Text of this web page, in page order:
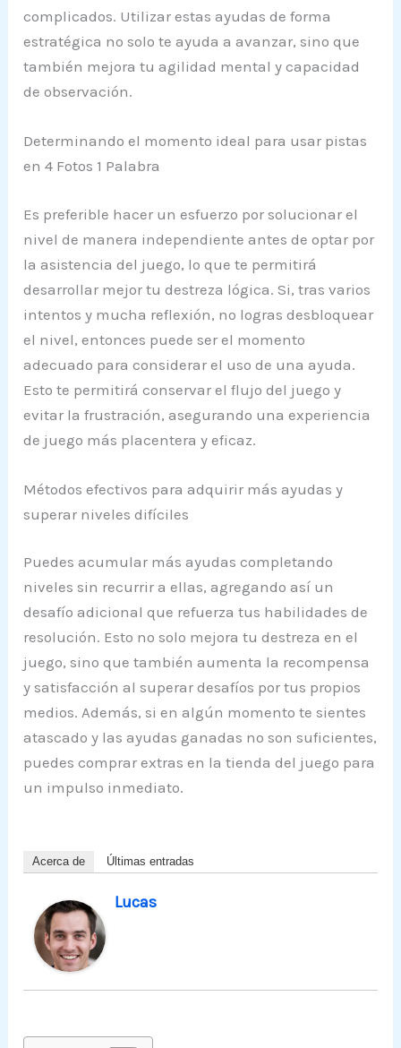
complicados. Utilizar estas ayudas de forma
estratégica no solo te ayuda a avanzar, sino que
también mejora tu agilidad mental y capacidad
de observación.
Determinando el momento ideal para usar pistas
en 4 Fotos 1 Palabra
Es preferible hacer un esfuerzo por solucionar el
nivel de manera independiente antes de optar por
la asistencia del juego, lo que te permitirá
desarrollar mejor tu destreza lógica. Si, tras varios
intentos y mucha reflexión, no logras desbloquear
el nivel, entonces puede ser el momento
adecuado para considerar el uso de una ayuda.
Esto te permitirá conservar el flujo del juego y
evitar la frustración, asegurando una experiencia
de juego más placentera y eficaz.
Métodos efectivos para adquirir más ayudas y
superar niveles difíciles
Puedes acumular más ayudas completando
niveles sin recurrir a ellas, agregando así un
desafío adicional que refuerza tus habilidades de
resolución. Esto no solo mejora tu destreza en el
juego, sino que también aumenta la recompensa
y satisfacción al superar desafíos por tus propios
medios. Además, si en algún momento te sientes
atascado y las ayudas ganadas no son suficientes,
puedes comprar extras en la tienda del juego para
un impulso inmediato.
Acerca de Últimas entradas
Lucas